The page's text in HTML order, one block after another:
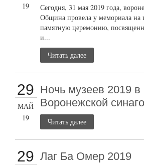
19
Сегодня, 31 мая 2019 года,
Община провела у мемориала
памятную церемонию,
и...
Читать далее
29
МАЙ
19
Ночь музеев 2019 в
Воронежской
Читать далее
29 Лаг Ба Омер 2019